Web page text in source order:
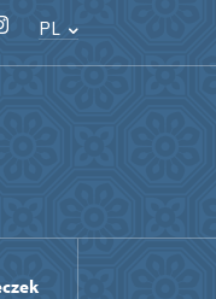
PL